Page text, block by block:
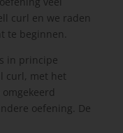
curl en we raden
te beginnen.
in principe
curl, met het
oefening. De